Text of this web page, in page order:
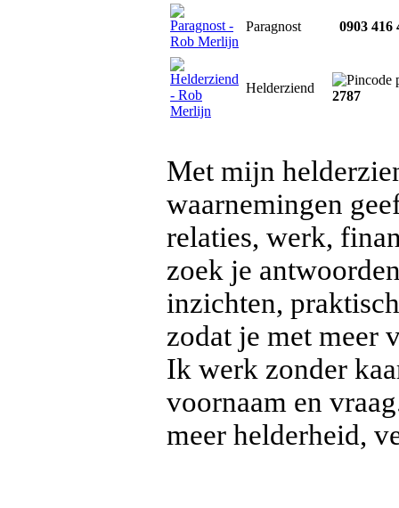
Paragnost 0903 416
Helderziend
2787
Met mijn
waarnemingen
relaties, werk,
zoek je
inzichten,
zodat je met meer
Ik werk zonder
voornaam en
meer helderheid,